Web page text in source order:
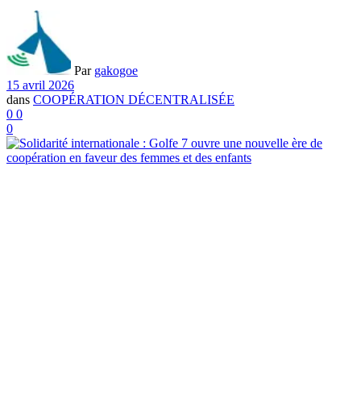
Par gakogoe
15 avril 2026
dans COOPÉRATION DÉCENTRALISÉE
0 0
0